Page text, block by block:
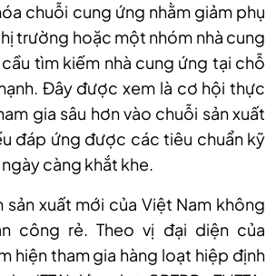
chuỗi cung ứng nhằm giảm phụ
trường hoặc một nhóm nhà cung
cầu tìm kiếm nhà cung ứng tại chỗ
Đây được xem là cơ hội thực
gia sâu hơn vào chuỗi sản xuất
đáp ứng được các tiêu chuẩn kỹ
càng khắt khe.
sản xuất mới của Việt Nam không
công rẻ. Theo vị đại diện của
hiện tham gia hàng loạt hiệp định